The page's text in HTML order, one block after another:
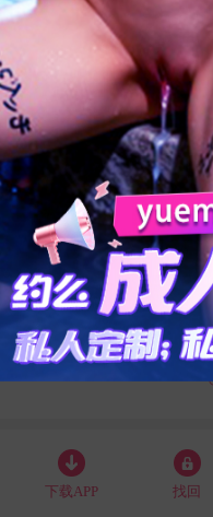
广场
下载APP 找回